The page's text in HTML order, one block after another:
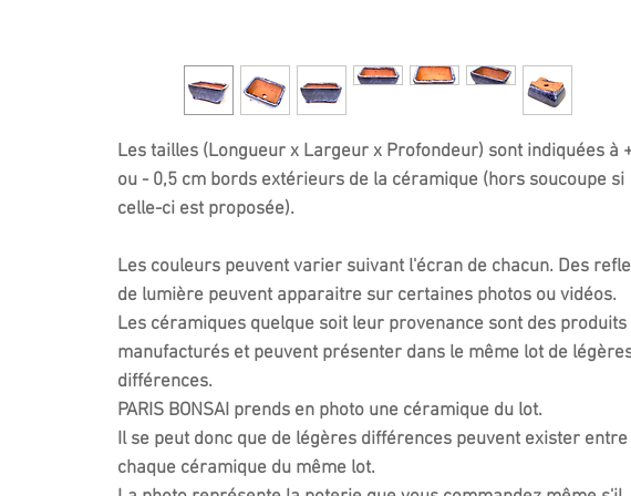
Les tailles (Longueur x Largeur x Profondeur) sont indiquées à
ou - 0,5 cm bords extérieurs de la céramique (hors soucoupe si
celle-ci est proposée).
Les couleurs peuvent varier suivant l'écran de chacun. Des
de lumière peuvent apparaitre sur certaines photos ou vidéos.
Les céramiques quelque soit leur provenance sont des produits
manufacturés et peuvent présenter dans le même lot de
différences.
PARIS BONSAI prends en photo une céramique du lot.
Il se peut donc que de légères différences peuvent exister entre
chaque céramique du même lot.